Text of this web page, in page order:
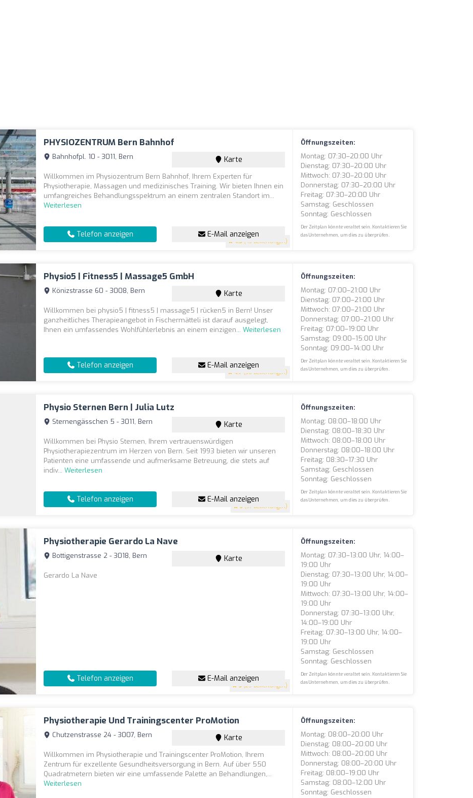
PHYSIOZENTRUM Bern Bahnhof
4.3 (43 Bewertungen)
Bahnhofpl. 10 - 3011, Bern Karte
Willkommen im Physiozentrum Bern Bahnhof, Ihrem Experten für
Physiotherapie, Massagen und medizinisches Training. Wir bieten Ihnen ein
umfangreiches Behandlungsspektrum an einem zentralen Standort im...
Weiterlesen
Telefon anzeigen E-Mail anzeigen
Öffnungszeiten:
Montag: 07:30–20:00 Uhr
Dienstag: 07:30–20:00 Uhr
Mittwoch: 07:30–20:00 Uhr
Donnerstag: 07:30–20:00 Uhr
Freitag: 07:30–20:00 Uhr
Samstag: Geschlossen
Sonntag: Geschlossen
Der Zeitplan könnte veraltet sein. Kontaktieren Sie
das Unternehmen, um dies zu überprüfen.
Physio5 | Fitness5 | Massage5 GmbH
4.7 (30 Bewertungen)
Könizstrasse 60 - 3008, Bern Karte
Willkommen bei physio5 | fitness5 | massage5 | rücken5 in Bern! Unser
ganzheitliches Therapieangebot in Fischermätteli ist darauf ausgelegt,
Ihnen ein umfassendes Wohlfühlerlebnis an einem einzigen...Weiterlesen
Telefon anzeigen E-Mail anzeigen
Öffnungszeiten:
Montag: 07:00–21:00 Uhr
Dienstag: 07:00–21:00 Uhr
Mittwoch: 07:00–21:00 Uhr
Donnerstag: 07:00–21:00 Uhr
Freitag: 07:00–19:00 Uhr
Samstag: 09:00–15:00 Uhr
Sonntag: 09:00–14:00 Uhr
Der Zeitplan könnte veraltet sein. Kontaktieren Sie
das Unternehmen, um dies zu überprüfen.
Physio Sternen Bern | Julia Lutz
5 (37 Bewertungen)
Sternengässchen 5 - 3011, Bern Karte
Willkommen bei Physio Sternen, Ihrem vertrauenswürdigen
Physiotherapiezentrum im Herzen von Bern. Seit 1993 bieten wir unseren
Patienten eine umfassende und aufmerksame Betreuung, die stets auf
indiv...Weiterlesen
Telefon anzeigen E-Mail anzeigen
Öffnungszeiten:
Montag: 08:00–18:00 Uhr
Dienstag: 08:00–18:30 Uhr
Mittwoch: 08:00–18:00 Uhr
Donnerstag: 08:00–18:00 Uhr
Freitag: 08:30–17:30 Uhr
Samstag: Geschlossen
Sonntag: Geschlossen
Der Zeitplan könnte veraltet sein. Kontaktieren Sie
das Unternehmen, um dies zu überprüfen.
Physiotherapie Gerardo La Nave
5 (29 Bewertungen)
Bottigenstrasse 2 - 3018, Bern Karte
Gerardo La Nave
Telefon anzeigen E-Mail anzeigen
Öffnungszeiten:
Montag: 07:30–13:00 Uhr, 14:00–
19:00 Uhr
Dienstag: 07:30–13:00 Uhr, 14:00–
19:00 Uhr
Mittwoch: 07:30–13:00 Uhr, 14:00–
19:00 Uhr
Donnerstag: 07:30–13:00 Uhr,
14:00–19:00 Uhr
Freitag: 07:30–13:00 Uhr, 14:00–
19:00 Uhr
Samstag: Geschlossen
Sonntag: Geschlossen
Der Zeitplan könnte veraltet sein. Kontaktieren Sie
das Unternehmen, um dies zu überprüfen.
Physiotherapie Und Trainingscenter ProMotion
Chutzenstrasse 24 - 3007, Bern Karte
Willkommen im Physiotherapie und Trainingscenter ProMotion, Ihrem
Zentrum für exzellente Gesundheitsversorgung in Bern. Auf über 550
Quadratmetern bieten wir eine umfassende Palette an Behandlungen,...
Weiterlesen
Öffnungszeiten:
Montag: 08:00–20:00 Uhr
Dienstag: 08:00–20:00 Uhr
Mittwoch: 08:00–20:00 Uhr
Donnerstag: 08:00–20:00 Uhr
Freitag: 08:00–19:00 Uhr
Samstag: 08:00–12:00 Uhr
Sonntag: Geschlossen